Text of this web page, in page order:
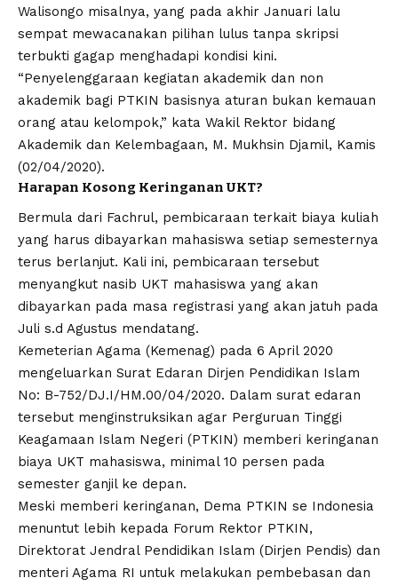
Walisongo misalnya, yang pada akhir Januari lalu
sempat mewacanakan pilihan lulus tanpa skripsi
terbukti gagap menghadapi kondisi kini.
“Penyelenggaraan kegiatan akademik dan non
akademik bagi PTKIN basisnya aturan bukan kemauan
orang atau kelompok,” kata Wakil Rektor bidang
Akademik dan Kelembagaan, M. Mukhsin Djamil, Kamis
(02/04/2020).
Harapan Kosong Keringanan UKT?
Bermula dari Fachrul, pembicaraan terkait biaya kuliah
yang harus dibayarkan mahasiswa setiap semesternya
terus berlanjut. Kali ini, pembicaraan tersebut
menyangkut nasib UKT mahasiswa yang akan
dibayarkan pada masa registrasi yang akan jatuh pada
Juli s.d Agustus mendatang.
Kemeterian Agama (Kemenag) pada 6 April 2020
mengeluarkan Surat Edaran Dirjen Pendidikan Islam
No: B-752/DJ.I/HM.00/04/2020. Dalam surat edaran
tersebut menginstruksikan agar Perguruan Tinggi
Keagamaan Islam Negeri (PTKIN) memberi keringanan
biaya UKT mahasiswa, minimal 10 persen pada
semester ganjil ke depan.
Meski memberi keringanan, Dema PTKIN se Indonesia
menuntut lebih kepada Forum Rektor PTKIN,
Direktorat Jendral Pendidikan Islam (Dirjen Pendis) dan
menteri Agama RI untuk melakukan pembebasan dan